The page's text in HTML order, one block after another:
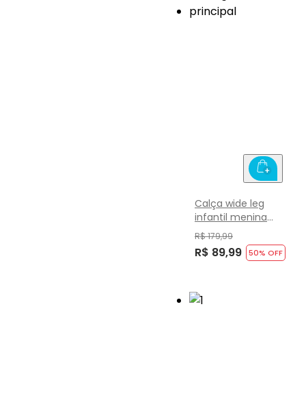
Calça wide leg
infantil menina
em sarja Brandili
R$ 179,99
R$ 89,99 50% OFF